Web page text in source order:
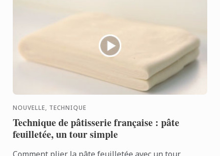
NOUVELLE, TECHNIQUE
Technique de pâtisserie française : pâte
feuilletée, un tour simple